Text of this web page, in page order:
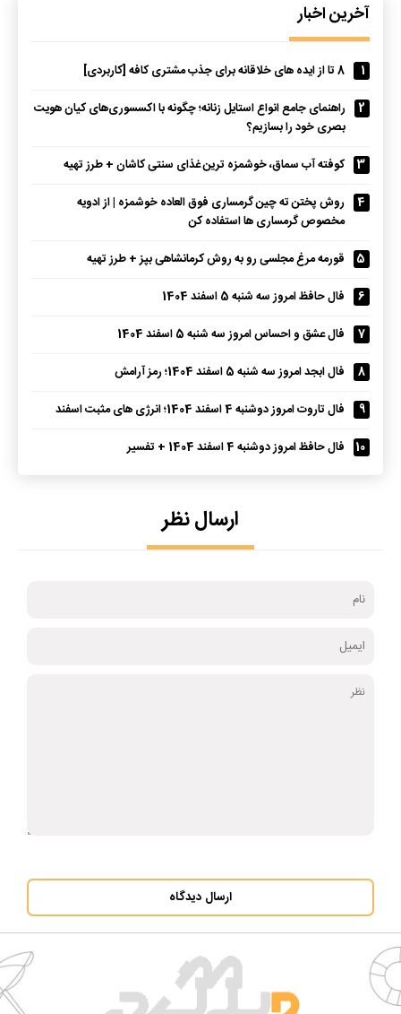
آخرین اخبار
1
8 تا از ایده های خلاقانه برای جذب مشتری کافه [کاربردی]
2
راهنمای جامع انواع استایل زنانه؛ چگونه با اکسسوری‌های کیان هویت
بصری خود را بسازیم؟
3
کوفته آب سماق، خوشمزه ترین غذای سنتی کاشان + طرز تهیه
4
روش پختن ته چین گرمساری فوق العاده خوشمزه | از ادویه
مخصوص گرمساری ها استفاده کن
5
قورمه مرغ مجلسی رو به روش کرمانشاهی بپز + طرز تهیه
6
فال حافظ امروز سه شنبه 5 اسفند 1404
7
فال عشق و احساس امروز سه شنبه 5 اسفند 1404
8
فال ابجد امروز سه شنبه 5 اسفند 1404؛ رمز آرامش
9
فال تاروت امروز دوشنبه 4 اسفند 1404؛ انرژی های مثبت اسفند
10
فال حافظ امروز دوشنبه 4 اسفند 1404 + تفسیر
ارسال نظر
ارسال دیدگاه